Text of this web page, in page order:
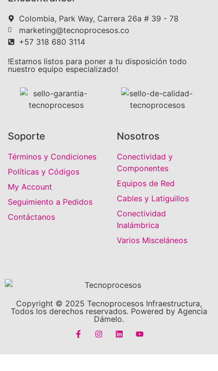
Colombia, Park Way, Carrera 26a # 39 - 78
marketing@tecnoprocesos.co
+57 318 680 3114
!Estamos listos para poner a tu disposición todo
nuestro equipo especializado!
Soporte
Términos y Condiciones
Políticas y Códigos
My Account
Seguimiento a Pedidos
Contáctanos
Nosotros
Conectividad y
Componentes
Equipos de Red
Cables y Latiguillos
Conectividad
Inalámbrica
Varios Misceláneos
Copyright © 2025 Tecnoprocesos Infraestructura,
Todos los derechos reservados. Powered by Agencia
Dámelo.